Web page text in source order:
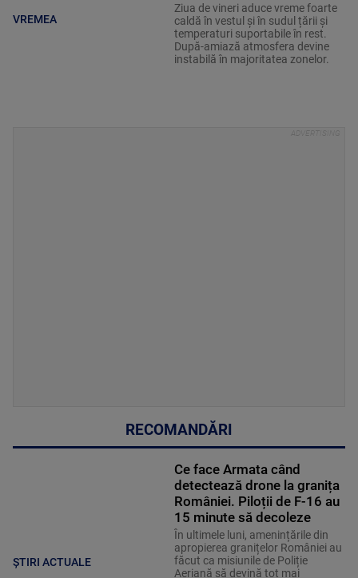
VREMEA
Ziua de vineri aduce vreme foarte
caldă în vestul și în sudul țării și
temperaturi suportabile în rest.
După-amiază atmosfera devine
instabilă în majoritatea zonelor.
RECOMANDĂRI
ȘTIRI ACTUALE
Ce face Armata când
detectează drone la granița
României. Piloții de F-16 au
15 minute să decoleze
În ultimele luni, amenințările din
apropierea granițelor României au
făcut ca misiunile de Poliție
Aeriană să devină tot mai